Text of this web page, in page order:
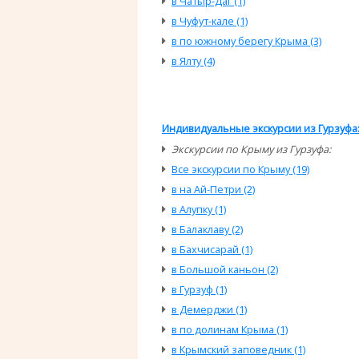
в Чуфут-кале (1)
в по южному берегу Крыма (3)
в Ялту (4)
Индивидуальные экскурсии из Гурзуфа:
Экскурсии по Крыму из Гурзуфа:
Все экскурсии по Крыму (19)
в на Ай-Петри (2)
в Алупку (1)
в Балаклаву (2)
в Бахчисарай (1)
в Большой каньон (2)
в Гурзуф (1)
в Демерджи (1)
в по долинам Крыма (1)
в Крымский заповедник (1)